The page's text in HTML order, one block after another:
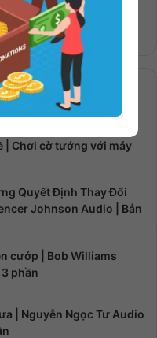
| Chơi cờ tướng với máy
Quyết Định Thay Đổi
Johnson Audio | Bản
cướp | Bob Williams
phần
| Nguyễn Ngọc Tư Audio